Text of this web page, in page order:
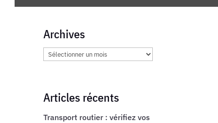
Archives
Archives
Articles récents
Transport routier : vérifiez vos